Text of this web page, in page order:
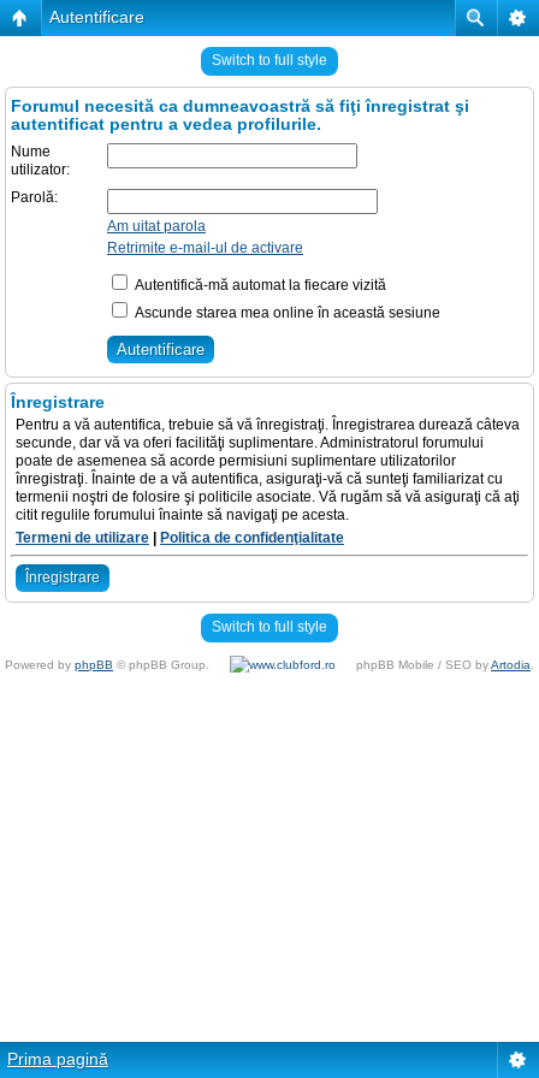
Autentificare
Switch to full style
Forumul necesită ca dumneavoastră să fiţi înregistrat şi
autentificat pentru a vedea profilurile.
Nume
utilizator:
Parolă:
Am uitat parola
Retrimite e-mail-ul de activare
Autentifică-mă automat la fiecare vizită
Ascunde starea mea online în această sesiune
Înregistrare
Pentru a vă autentifica, trebuie să vă înregistraţi. Înregistrarea durează câteva
secunde, dar vă va oferi facilităţi suplimentare. Administratorul forumului
poate de asemenea să acorde permisiuni suplimentare utilizatorilor
înregistraţi. Înainte de a vă autentifica, asiguraţi-vă că sunteţi familiarizat cu
termenii noştri de folosire şi politicile asociate. Vă rugăm să vă asiguraţi că aţi
citit regulile forumului înainte să navigaţi pe acesta.
Termeni de utilizare
Politica de confidenţialitate
Înregistrare
Switch to full style
Powered by phpBB © phpBB Group. phpBB Mobile / SEO byArtodia
Prima pagină